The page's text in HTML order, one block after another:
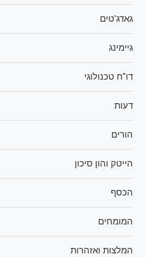
גאדג'טים
גיימינג
דו"ח טכנולוגי
דעות
הורים
הייטק והון סיכון
הכסף
המומחים
המלצות ואזהרות